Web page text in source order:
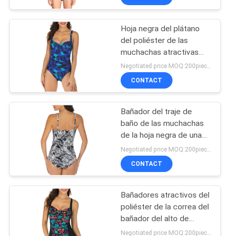
EN
CONTACTO
NOTICIAS
MAPA
Cubierta impresa
del amortiguador
20
Tela transparente de
la cortina
9
Hoja negra del plátano
del poliéster de las
muchachas atractivas
del bañador en blanco
Negotiated price MOQ:200pieces
CONTACT
Bañador del traje de
baño de las muchachas
de la hoja negra de una
pieza atractiva blanca del
plátano
Negotiated price MOQ:200pieces
CONTACT
Bañadores atractivos del
poliéster de la correa del
bañador del alto de
Waisted traje de baño de